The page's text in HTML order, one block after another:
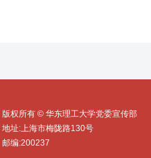
版权所有 © 华东理工大学党委宣传部
地址:上海市梅陇路130号
邮编:200237